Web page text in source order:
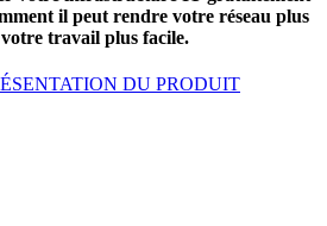
il peut rendre votre réseau plus
travail plus facile.
DU PRODUIT